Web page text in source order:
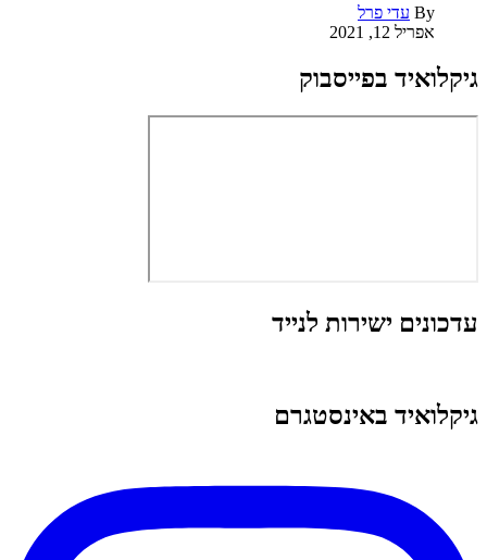
By עדי פרל
אפריל 12, 2021
גיקלואיד בפייסבוק
עדכונים ישירות לנייד
גיקלואיד באינסטגרם